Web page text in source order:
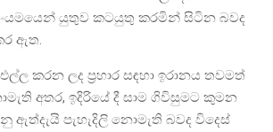
යුතුව කටයුතු කරමින් සිටින බවද
ඇත.
කරන ලද ප්‍රහාර සඳහා ඉරානය තවමත්
අතර, ඉදිරියේ දී සාම ගිවිසුමට කුමන
ඇත්දැයි පැහැදිලි නොමැති බවද විදෙස්